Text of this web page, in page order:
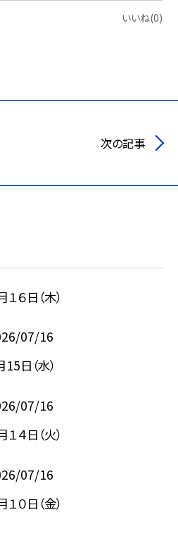
いいね(0)
次の記事
１６日（木）
07/16
15日（水）
07/16
１４日（火）
07/16
１０日（金）